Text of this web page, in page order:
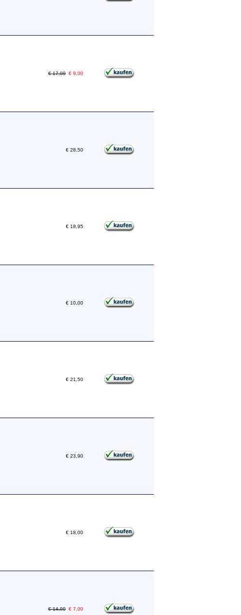
€ 17,00 € 9,00
€ 28,50
€ 18,95
€ 10,00
€ 21,50
€ 23,90
€ 18,00
€ 14,00 € 7,00